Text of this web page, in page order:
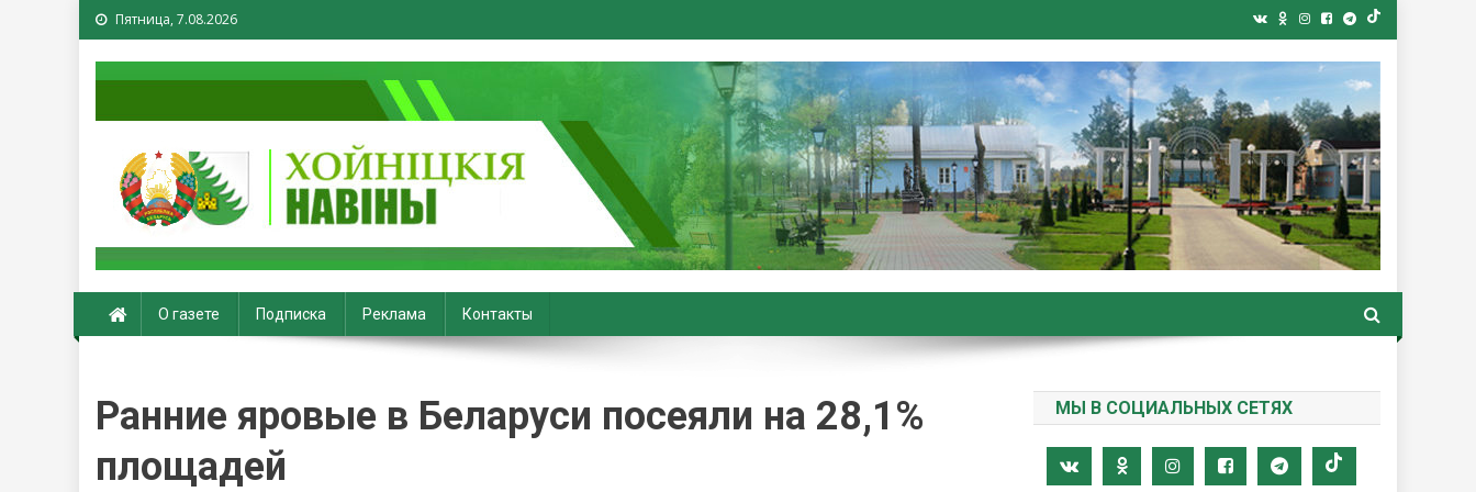
Пятница, 7.08.2026
Хойники. Хойнiцкiя навiны. Новости Хойник. Районная газета
О газете Подписка Реклама Контакты
Ранние яровые в Беларуси посеяли на 28,1%
площадей
МЫ В СОЦИАЛЬНЫХ СЕТЯХ